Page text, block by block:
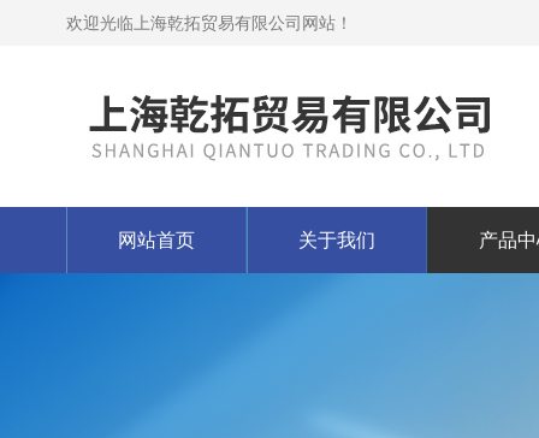
欢迎光临上海乾拓贸易有限公司网站！
网站首页 关于我们 产品